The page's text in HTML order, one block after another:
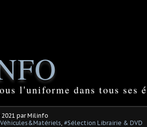
l'uniforme dans tous ses
par Milinfo
, #Sélection Librairie & DVD